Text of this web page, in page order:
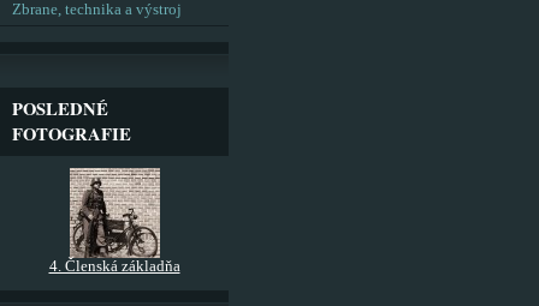
Zbrane, technika a výstroj
POSLEDNÉ
FOTOGRAFIE
4. Členská základňa